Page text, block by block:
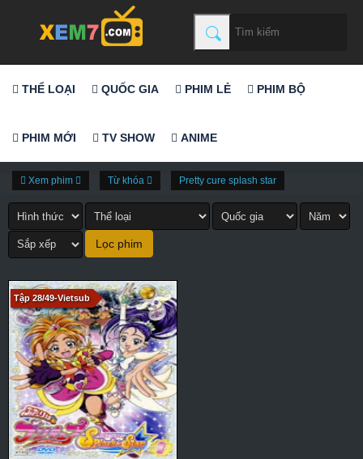
THỂ LOẠI QUỐC GIA PHIM LẺ PHIM BỘ
PHIM MỚI TV SHOW ANIME
Xem phim Từ khóa Pretty cure splash star
Tập 28/49-Vietsub